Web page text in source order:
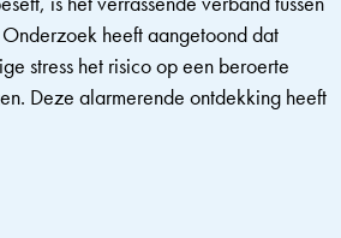
heeft aangetoond dat
stress het risico op een beroerte
Deze alarmerende ontdekking heeft